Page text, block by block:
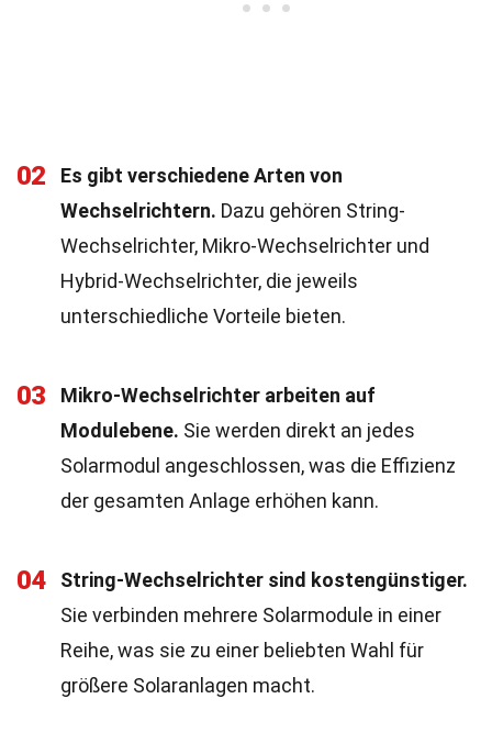
02
Es gibt verschiedene Arten von
Wechselrichtern. Dazu gehören String-
Wechselrichter, Mikro-Wechselrichter und
Hybrid-Wechselrichter, die jeweils
unterschiedliche Vorteile bieten.
03
Mikro-Wechselrichter arbeiten auf
Modulebene. Sie werden direkt an jedes
Solarmodul angeschlossen, was die Effizienz
der gesamten Anlage erhöhen kann.
04
String-Wechselrichter sind kostengünstiger.
Sie verbinden mehrere Solarmodule in einer
Reihe, was sie zu einer beliebten Wahl für
größere Solaranlagen macht.